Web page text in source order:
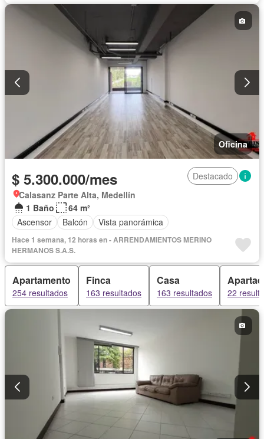
Oficina
$ 5.300.000/mes
Destacado
Calasanz Parte Alta, Medellín
1 Baño
64 m²
Ascensor
Balcón Vista panorámica
Hace 1 semana, 12 horas en - ARRENDAMIENTOS MERINO
HERMANOS S.A.S.
Apartamento
254 resultados
Finca
163 resultados
Casa
163 resultados 22